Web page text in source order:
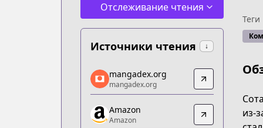
Отслеживание чтения
Источники чтения ↓
mangadex.org
mangadex.org
https://mangadex.org/title/c9c13bf0-
Amazon
mangadex.org
mangadex.org
Amazon
Amazon
Теги
из-